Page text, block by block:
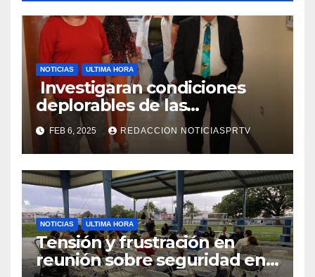
NOTICIAS ULTIMA HORA
Investigaran condiciones
deplorables de las
facilidades el Departamento
de la Salud en Mayagüez
FEB 6, 2025 REDACCION NOTICIASPRTV
NOTICIAS ULTIMA HORA
Tensión y frustración en
reunión sobre seguridad en